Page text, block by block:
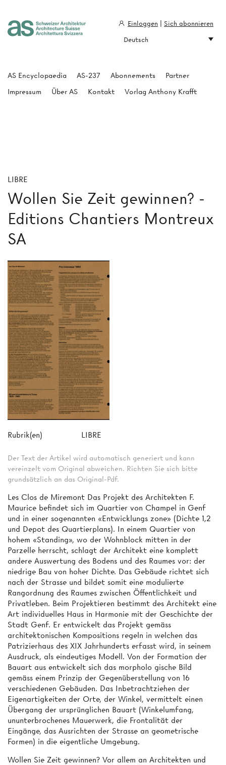
LIBRE
Wollen Sie Zeit gewinnen? -
Editions Chantiers Montreux
SA
Rubrik(en) LIBRE
Der Text der Artikel wird automatisch generiert und kann
vereinzelt vom Original abweichen. Richten Sie sich bitte
grundsätzlich an das Original-Pdf.
Les Clos de Miremont Das Projekt des Architekten F.
Maurice befindet sich im Quartier von Champel in Genf
und in einer sogenannten «Entwicklungs­ zone» (Dichte 1,2
und Depot des Quartierplans). In einem Quartier von
hohem «Standing», wo der Wohnblock mitten in der
Parzelle herrscht, schlagt der Architekt eine komplett
andere Auswertung des Bodens und des Raumes vor: der
niedrige Bau von hoher Dichte. Das Gebäude richtet sich
nach der Strasse und bildet somit eine modulierte
Rangordnung des Raumes zwischen Öffentlichkeit und
Privatleben. Beim Projektieren bestimmt des Architekt eine
Art individuelles Haus in Harmonie mit der Geschichte der
Stadt Genf. Er entwickelt das Projekt gemäss
architektonischen Kompositions­ regeln in welchen das
Patrizierhaus des XIX Jahrhunderts erfasst wird, in seinem
Ausdruck, als eindeutiges Modell. Von der Formation der
Bauart aus entwickelt sich das morpholo­ gische Bild
gemäss einem Prinzip der Gegenüberstellung von 16
verschiedenen Gebäuden. Das Inbetrachtziehen der
Eigenartigkeiten der Orte, der Winkel, vermittelt einen
Übergang der ursprünglichen Bauart (Winkelumfang,
ununterbrochenes Mauerwerk, die Frontalität der
Eingänge, das Ausrichten der Strasse an geometrische
Formen) in die eigentliche Umgebung.
Wollen Sie Zeit gewinnen? Vor allem an Architekten und
AS Encyclopaedia AS-237 Abonnements
Partner
Impressum
Über AS Kontakt Vorlag Anthony Krafft
Einloggen
Sich abonnieren
Deutsch